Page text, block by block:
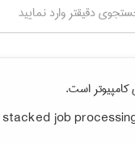
است.
stacked job